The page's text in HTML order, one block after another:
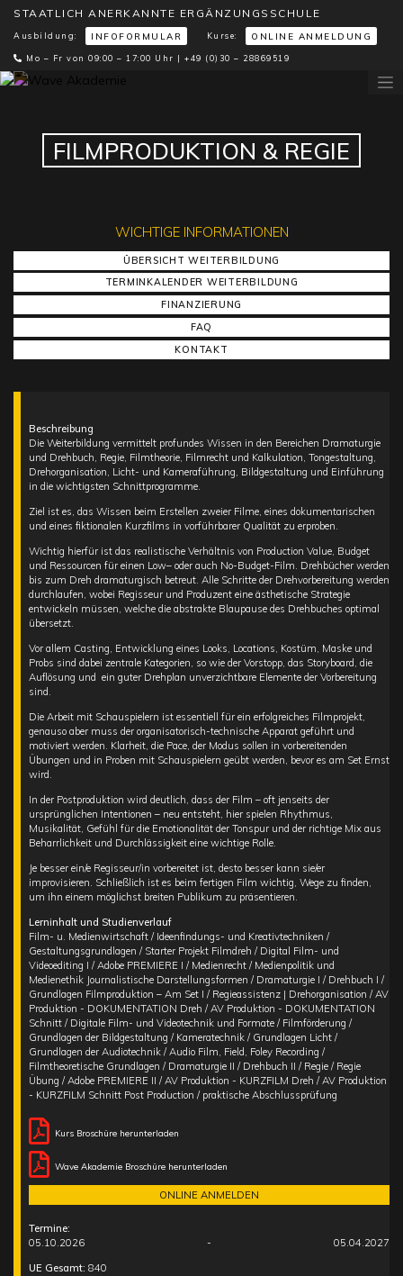
STAATLICH ANERKANNTE ERGÄNZUNGSSCHULE
Ausbildung: INFOFORMULAR Kurse: ONLINE ANMELDUNG
Mo – Fr von 09:00 – 17:00 Uhr | +49 (0)30 – 28869519
FILMPRODUKTION & REGIE
WICHTIGE INFORMATIONEN
ÜBERSICHT WEITERBILDUNG
TERMINKALENDER WEITERBILDUNG
FINANZIERUNG
FAQ
KONTAKT
Beschreibung
Die Weiterbildung vermittelt profundes Wissen in den Bereichen Dramaturgie
und Drehbuch, Regie, Filmtheorie, Filmrecht und Kalkulation, Tongestaltung,
Drehorganisation, Licht- und Kameraführung, Bildgestaltung und Einführung
in die wichtigsten Schnittprogramme.
Ziel ist es, das Wissen beim Erstellen zweier Filme, eines dokumentarischen
und eines fiktionalen Kurzfilms in vorführbarer Qualität zu erproben.
Wichtig hierfür ist das realistische Verhältnis von Production Value, Budget
und Ressourcen für einen Low– oder auch No-Budget-Film. Drehbücher werden
bis zum Dreh dramaturgisch betreut. Alle Schritte der Drehvorbereitung werden
durchlaufen, wobei Regisseur und Produzent eine ästhetische Strategie
entwickeln müssen, welche die abstrakte Blaupause des Drehbuches optimal
übersetzt.
Vor allem Casting, Entwicklung eines Looks, Locations, Kostüm, Maske und
Probs sind dabei zentrale Kategorien, so wie der Vorstopp, das Storyboard, die
Auflösung und ein guter Drehplan unverzichtbare Elemente der Vorbereitung
sind.
Die Arbeit mit Schauspielern ist essentiell für ein erfolgreiches Filmprojekt,
genauso aber muss der organisatorisch-technische Apparat geführt und
motiviert werden. Klarheit, die Pace, der Modus sollen in vorbereitenden
Übungen und in Proben mit Schauspielern geübt werden, bevor es am Set Ernst
wird.
In der Postproduktion wird deutlich, dass der Film – oft jenseits der
ursprünglichen Intentionen – neu entsteht, hier spielen Rhythmus,
Musikalität, Gefühl für die Emotionalität der Tonspur und der richtige Mix aus
Beharrlichkeit und Durchlässigkeit eine wichtige Rolle.
Je besser ein/e Regisseur/in vorbereitet ist, desto besser kann sie/er
improvisieren. Schließlich ist es beim fertigen Film wichtig, Wege zu finden,
um ihn einem möglichst breiten Publikum zu präsentieren.
Lerninhalt und Studienverlauf
Film- u. Medienwirtschaft / Ideenfindungs- und Kreativtechniken /
Gestaltungsgrundlagen / Starter Projekt Filmdreh / Digital Film- und
Videoediting I / Adobe PREMIERE I / Medienrecht / Medienpolitik und
Medienethik Journalistische Darstellungsformen / Dramaturgie I / Drehbuch I /
Grundlagen Filmproduktion – Am Set I / Regieassistenz | Drehorganisation / AV
Produktion - DOKUMENTATION Dreh / AV Produktion - DOKUMENTATION
Schnitt / Digitale Film- und Videotechnik und Formate / Filmförderung /
Grundlagen der Bildgestaltung / Kameratechnik / Grundlagen Licht /
Grundlagen der Audiotechnik / Audio Film, Field, Foley Recording /
Filmtheoretische Grundlagen / Dramaturgie II / Drehbuch II / Regie / Regie
Übung / Adobe PREMIERE II / AV Produktion - KURZFILM Dreh / AV Produktion
- KURZFILM Schnitt Post Production / praktische Abschlussprüfung
Kurs Broschüre herunterladen
Wave Akademie Broschüre herunterladen
ONLINE ANMELDEN
Termine:
05.10.2026
-
05.04.2027
UE Gesamt: 840